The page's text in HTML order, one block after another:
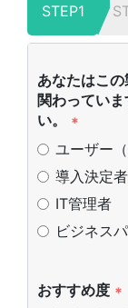
STEP1
あなたはこ
関わってい
い。
*
ユーザー（
導入決定者
IT管理者
ビジネス
おすすめ度 *